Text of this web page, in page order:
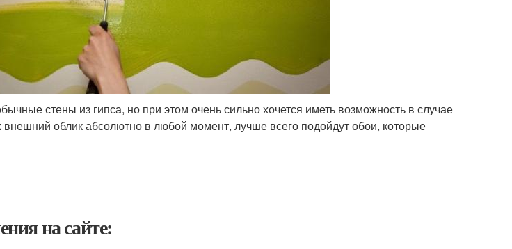
стены из гипса, но при этом очень сильно хочется иметь возможность в случае
внешний облик абсолютно в любой момент, лучше всего подойдут обои, которые
на сайте: